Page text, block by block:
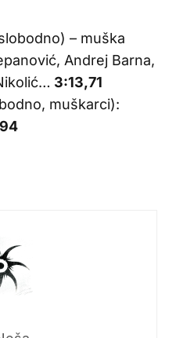
– muška
Andrej Barna,
3:13,71
muškarci):